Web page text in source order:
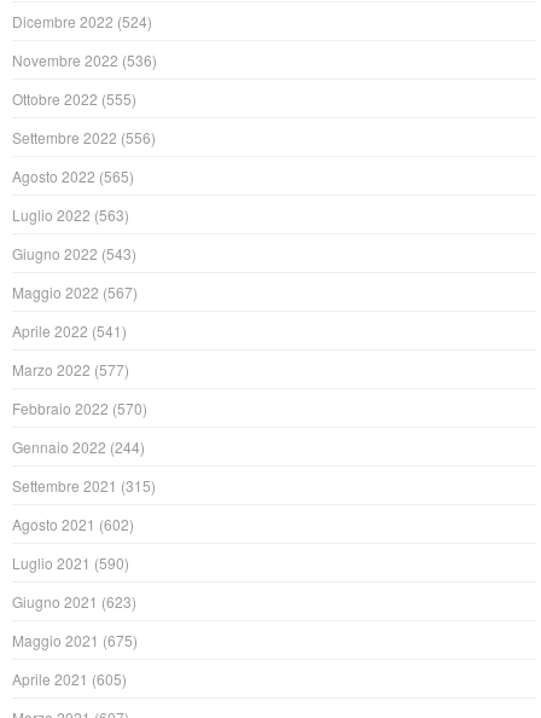
Dicembre 2022 (524)
Novembre 2022 (536)
Ottobre 2022 (555)
Settembre 2022 (556)
Agosto 2022 (565)
Luglio 2022 (563)
Giugno 2022 (543)
Maggio 2022 (567)
Aprile 2022 (541)
Marzo 2022 (577)
Febbraio 2022 (570)
Gennaio 2022 (244)
Settembre 2021 (315)
Agosto 2021 (602)
Luglio 2021 (590)
Giugno 2021 (623)
Maggio 2021 (675)
Aprile 2021 (605)